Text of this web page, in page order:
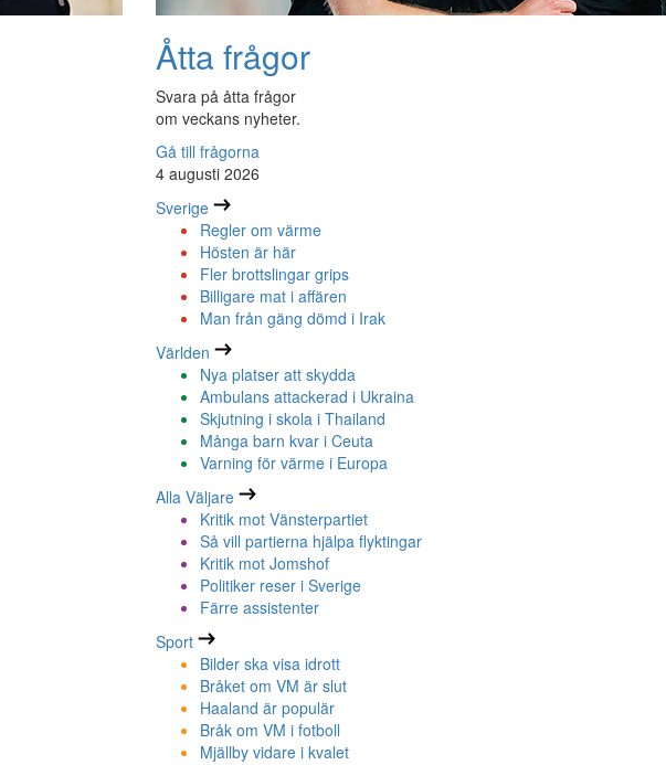
Åtta frågor
Svara på åtta frågor
om veckans nyheter.
Gå till frågorna
4 augusti 2026
Sverige
Regler om värme
Hösten är här
Fler brottslingar grips
Billigare mat i affären
Man från gäng dömd i Irak
Världen
Nya platser att skydda
Ambulans attackerad i Ukraina
Skjutning i skola i Thailand
Många barn kvar i Ceuta
Varning för värme i Europa
Alla Väljare
Kritik mot Vänsterpartiet
Så vill partierna hjälpa flyktingar
Kritik mot Jomshof
Politiker reser i Sverige
Färre assistenter
Sport
Bilder ska visa idrott
Bråket om VM är slut
Haaland är populär
Bråk om VM i fotboll
Mjällby vidare i kvalet